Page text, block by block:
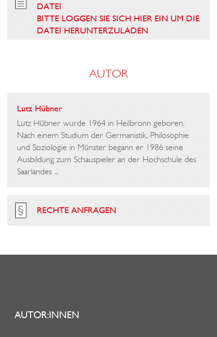
DATEI
BITTE LOGGEN SIE SICH HIER EIN UM DIE
DATEI HERUNTERZULADEN
AUTOR
Lutz Hübner
Lutz Hübner wurde 1964 in Heilbronn geboren.
Nach einem Studium der Germanistik, Philosophie
und Soziologie in Münster begann er 1986 seine
Ausbildung zum Schauspieler an der Hochschule des
Saarlandes ...
RECHTE ANFRAGEN
AUTOR:INNEN